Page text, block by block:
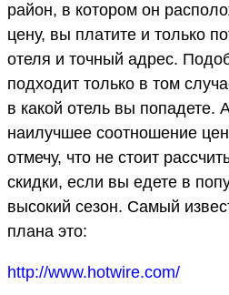
район, в котором он
цену, вы платите и только
отеля и точный адрес.
подходит только в том
в какой отель вы попадете.
наилучшее соотношение
отмечу, что не стоит
скидки, если вы едете в
высокий сезон. Самый
плана это:
http://www.hotwire.com/